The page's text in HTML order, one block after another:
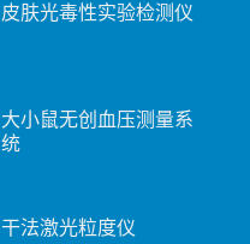
皮肤光毒性实验检测仪
大小鼠无创血压测量系
统
干法激光粒度仪